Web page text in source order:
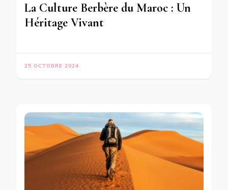
La Culture Berbère du Maroc : Un
Héritage Vivant
25 OCTOBRE 2024